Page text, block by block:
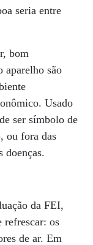
seria entre
bom
aparelho são
Usado
ser símbolo de
ou fora das
doenças.
da FEI,
refrescar: os
de ar. Em